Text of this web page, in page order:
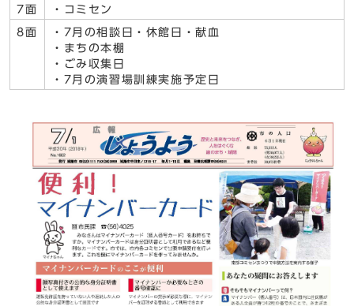
7面 ・コミセン
8面
・7月の相談日・休館日・献血
・まちの本棚
・ごみ収集日
・7月の演習場訓練実施予定日